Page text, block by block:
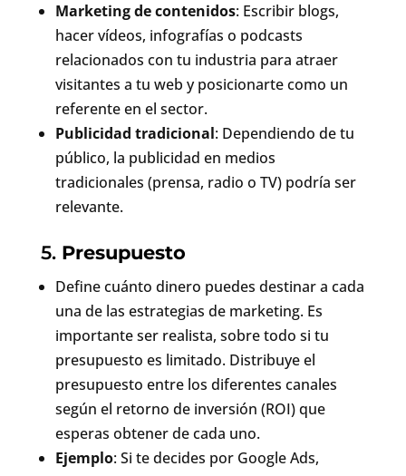
Marketing de contenidos: Escribir blogs,
hacer vídeos, infografías o podcasts
relacionados con tu industria para atraer
visitantes a tu web y posicionarte como un
referente en el sector.
Publicidad tradicional: Dependiendo de tu
público, la publicidad en medios
tradicionales (prensa, radio o TV) podría ser
relevante.
5. Presupuesto
Define cuánto dinero puedes destinar a cada
una de las estrategias de marketing. Es
importante ser realista, sobre todo si tu
presupuesto es limitado. Distribuye el
presupuesto entre los diferentes canales
según el retorno de inversión (ROI) que
esperas obtener de cada uno.
Ejemplo: Si te decides por Google Ads,